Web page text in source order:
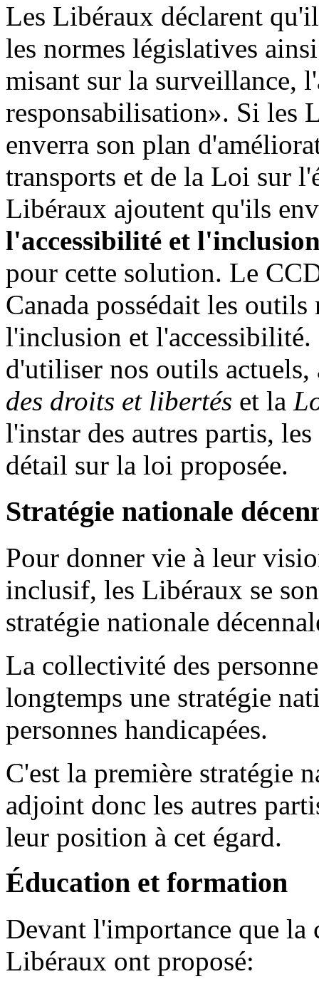
Les Libéraux déclarent
les normes législatives
misant sur la surveillance,
responsabilisation». Si les
enverra son plan
transports et de la Loi sur
Libéraux ajoutent qu'ils
l'accessibilité et
pour cette solution. Le
Canada possédait les outils
l'inclusion et
d'utiliser nos outils
des droits et libertés et la
l'instar des autres partis,
détail sur la loi proposée.
Stratégie nationale
Pour donner vie à leur
inclusif, les Libéraux se
stratégie nationale
La collectivité des
longtemps une stratégie
personnes handicapées.
C'est la première stratégie
adjoint donc les autres
leur position à cet égard.
Éducation et formation
Devant l'importance que
Libéraux ont proposé: